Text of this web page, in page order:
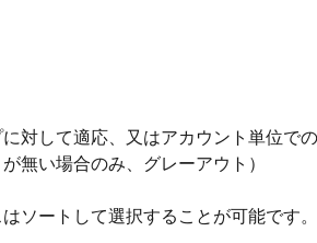
対して適応、又はアカウント単位で
無い場合のみ、グレーアウト）
ソートして選択することが可能です。